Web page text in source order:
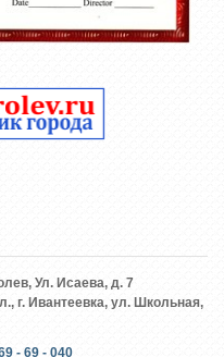
Ул. Исаева, д. 7
г. Ивантеевка, ул. Школьная,
- 69 - 040